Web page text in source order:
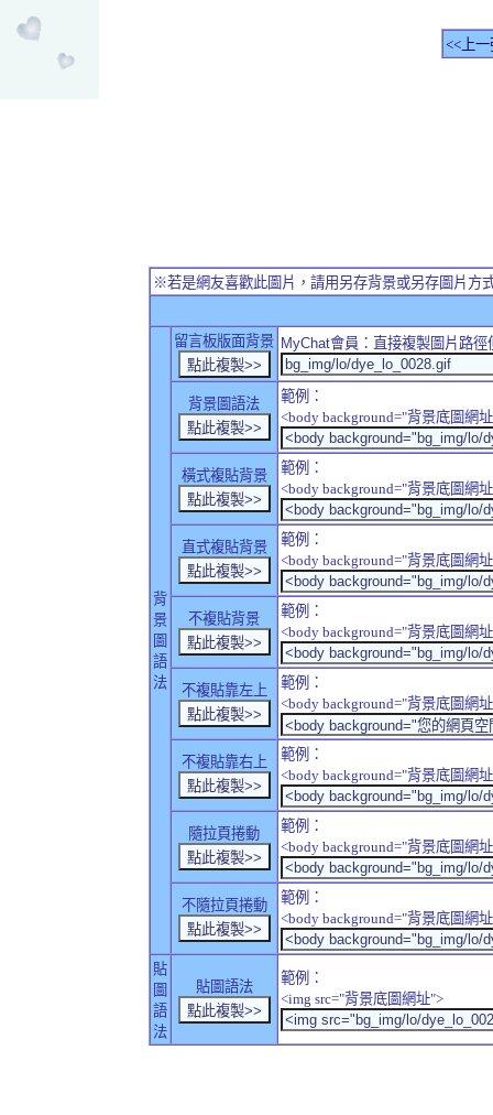
<<上一
※若是網友喜歡此圖片，請用另存背景或另存圖片方
背
景
圖
語
法
留言板版面背景 MyChat會員：直接複製圖片路
背景圖語法
範例：
<body background="背景底圖網
橫式複貼背景
範例：
<body background="背景底圖網
直式複貼背景
範例：
<body background="背景底圖網
不複貼背景
範例：
<body background="背景底圖網
不複貼靠左上
範例：
<body background="背景底圖網
不複貼靠右上
範例：
<body background="背景底圖網
隨拉頁捲動
範例：
<body background="背景底圖網
不隨拉頁捲動
範例：
<body background="背景底圖網
貼
圖
語
法
貼圖語法
範例：
<img src="背景底圖網址">